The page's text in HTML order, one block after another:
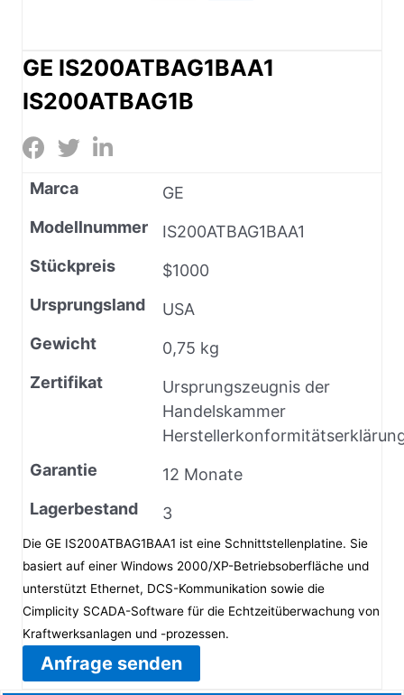
GE IS200ATBAG1BAA1
IS200ATBAG1B
Marca
GE
Modellnummer
IS200ATBAG1BAA1
Stückpreis
$1000
Ursprungsland
USA
Gewicht
0,75 kg
Zertifikat
Ursprungszeugnis der
Handelskammer
Garantie
12 Monate
Lagerbestand
3
Die GE IS200ATBAG1BAA1 ist eine Schnittstellenplatine. Sie
basiert auf einer Windows 2000/XP-Betriebsoberfläche und
unterstützt Ethernet, DCS-Kommunikation sowie die
Cimplicity SCADA-Software für die Echtzeitüberwachung von
Kraftwerksanlagen und -prozessen.
Anfrage senden